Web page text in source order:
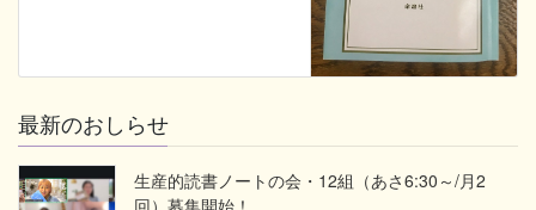
最新のおしらせ
生産的読書ノートの会・12組（あさ6:30～/月2
回）募集開始！